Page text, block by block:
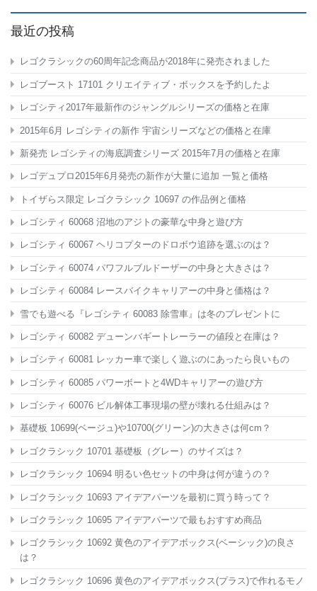
最近の投稿
レゴクラシックの60周年記念商品が2018年に発売されました
レゴブースト 17101 クリエイティブ・ボックスを予約したよ
レゴシティ2017年最新作のジャングルシリーズの価格と在庫
2015年6月 レゴシティの新作 宇宙シリーズなどの価格と在庫
新発売 レゴシティの海底調査シリーズ 2015年7月の価格と在庫
レゴデュプロ2015年6月発売の新作が大量に追加 一覧と価格
トイザらス限定 レゴクラシック 10697 の作品例と価格
レゴシティ 60068 沼地のアジトの豪華な中身と遊び方
レゴシティ 60067 ヘリコプターのドロボウ追跡を選ぶのは？
レゴシティ 60074 パワフルブルドーザーの中身と大きさは？
レゴシティ 60084 レースバイクキャリアーの中身と価格は？
雪でも遊べる『レゴシティ 60083 除雪車』は冬のプレゼントに
レゴシティ 60082 デューンバギートレーラーの値段と在庫は？
レゴシティ 60081 レッカー車で楽しく遊ぶのにあったら良いもの
レゴシティ 60085 パワーボートと4WDキャリアーの遊び方
レゴシティ 60076 ビル解体工事現場の壁が壊れる仕組みは？
基礎板 10699(ベージュ)や10700(グリーン)の大きさは何cm？
レゴクラシック 10701 基礎板（グレー）のサイズは？
レゴクラシック 10694 明るい色セットの中身は何が違うの？
レゴクラシック 10693 アイデアパーツを最初に買う時って？
レゴクラシック 10695 アイデアパーツで最もおすすめ商品
レゴクラシック 10692 黄色のアイデアボックス(ベーシック)の良さ
は？
レゴクラシック 10696 黄色のアイデアボックス(プラス)で作れるモノ